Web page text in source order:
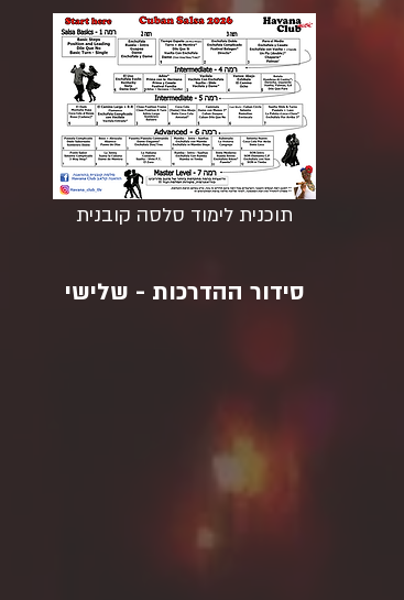
תוכנית לימוד סלסה קובנית
סידור ההדרכות - שלישי